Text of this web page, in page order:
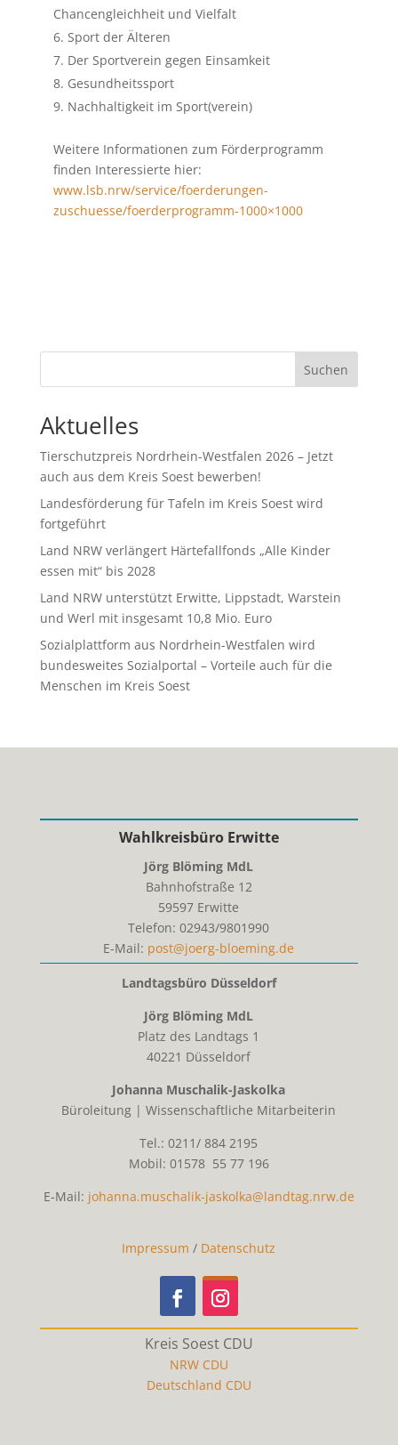
Chancengleichheit und Vielfalt
Sport der Älteren
Der Sportverein gegen Einsamkeit
Gesundheitssport
Nachhaltigkeit im Sport(verein)
Weitere Informationen zum Förderprogramm
finden Interessierte hier:
www.lsb.nrw/service/foerderungen-
zuschuesse/foerderprogramm-1000×1000
Suchen
Aktuelles
Tierschutzpreis Nordrhein-Westfalen 2026 – Jetzt
auch aus dem Kreis Soest bewerben!
Landesförderung für Tafeln im Kreis Soest wird
fortgeführt
Land NRW verlängert Härtefallfonds „Alle Kinder
essen mit“ bis 2028
Land NRW unterstützt Erwitte, Lippstadt, Warstein
und Werl mit insgesamt 10,8 Mio. Euro
Sozialplattform aus Nordrhein-Westfalen wird
bundesweites Sozialportal – Vorteile auch für die
Menschen im Kreis Soest
Wahlkreisbüro Erwitte
Jörg Blöming MdL
Bahnhofstraße 12
59597 Erwitte
Telefon: 02943/9801990
E-Mail: post@joerg-bloeming.de
Landtagsbüro Düsseldorf
Jörg Blöming MdL
Platz des Landtags 1
40221 Düsseldorf
Johanna Muschalik-Jaskolka
Büroleitung | Wissenschaftliche Mitarbeiterin
Tel.: 0211/ 884 2195
Mobil: 01578 55 77 196
E-Mail: johanna.muschalik-jaskolka@landtag.nrw.de
Impressum / Datenschutz
Kreis Soest CDU
NRW CDU
Deutschland CDU